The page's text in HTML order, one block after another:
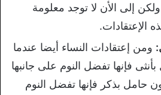
ولكن إلى الأن لا توجد معلومة
الإعتقادات.
ومن إعتقادات النساء أيضا عندما
فإنها تفضل النوم على جانبها
حامل بذكر فإنها تفضل النوم